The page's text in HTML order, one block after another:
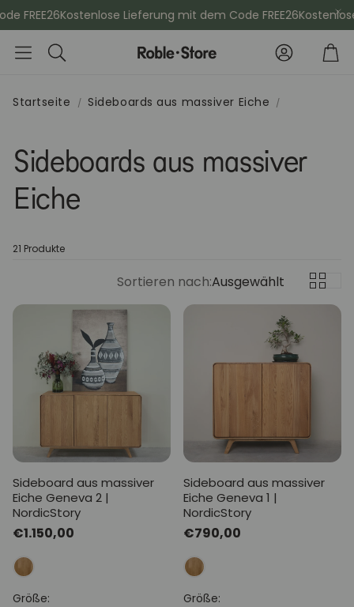
Kostenlose Lieferung mit dem Code FREE26Kostenlose
Suche
Konto
Bücherregale
Sitzbänke
Startseite Sideboards aus massiver Eiche
Sideboards aus massiver
Eiche
21 Produkte
Sortieren nach:Ausgewählt
Sideboard aus massiver
Eiche Geneva 2 |
NordicStory
Normaler
Preis
€1.150,00
Größe:
Sideboard aus massiver
Eiche Geneva 1 |
NordicStory
Normaler
Preis
€790,00
Größe: